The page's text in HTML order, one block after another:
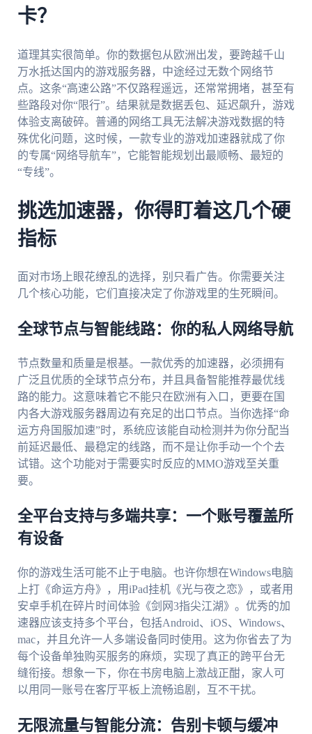
卡？
道理其实很简单。你的数据包从欧洲出发，要跨越千山
万水抵达国内的游戏服务器，中途经过无数个网络节
点。这条“高速公路”不仅路程遥远，还常常拥堵，甚至有
些路段对你“限行”。结果就是数据丢包、延迟飙升，游戏
体验支离破碎。普通的网络工具无法解决游戏数据的特
殊优化问题，这时候，一款专业的游戏加速器就成了你
的专属“网络导航车”，它能智能规划出最顺畅、最短的
“专线”。
挑选加速器，你得盯着这几个硬
指标
面对市场上眼花缭乱的选择，别只看广告。你需要关注
几个核心功能，它们直接决定了你游戏里的生死瞬间。
全球节点与智能线路：你的私人网络导航
节点数量和质量是根基。一款优秀的加速器，必须拥有
广泛且优质的全球节点分布，并且具备智能推荐最优线
路的能力。这意味着它不能只在欧洲有入口，更要在国
内各大游戏服务器周边有充足的出口节点。当你选择“命
运方舟国服加速”时，系统应该能自动检测并为你分配当
前延迟最低、最稳定的线路，而不是让你手动一个个去
试错。这个功能对于需要实时反应的MMO游戏至关重
要。
全平台支持与多端共享：一个账号覆盖所
有设备
你的游戏生活可能不止于电脑。也许你想在Windows电脑
上打《命运方舟》，用iPad挂机《光与夜之恋》，或者用
安卓手机在碎片时间体验《剑网3指尖江湖》。优秀的加
速器应该支持多个平台，包括Android、iOS、Windows、
mac，并且允许一人多端设备同时使用。这为你省去了为
每个设备单独购买服务的麻烦，实现了真正的跨平台无
缝衔接。想象一下，你在书房电脑上激战正酣，家人可
以用同一账号在客厅平板上流畅追剧，互不干扰。
无限流量与智能分流：告别卡顿与缓冲